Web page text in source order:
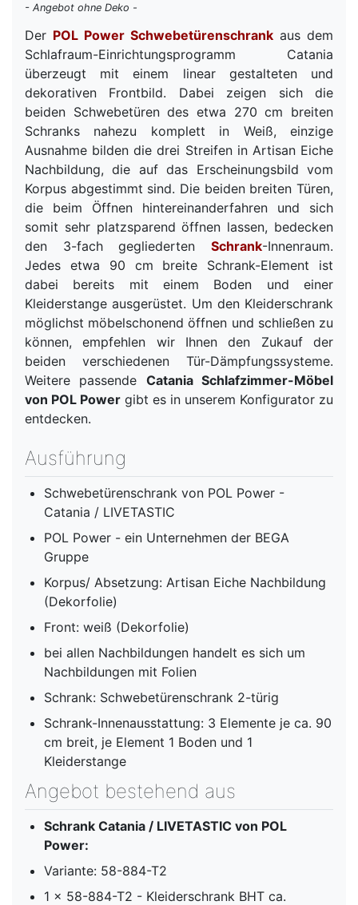
- Angebot ohne Deko -
Der POL Power Schwebetürenschrank aus dem
Schlafraum-Einrichtungsprogramm Catania
überzeugt mit einem linear gestalteten und
dekorativen Frontbild. Dabei zeigen sich die
beiden Schwebetüren des etwa 270 cm breiten
Schranks nahezu komplett in Weiß, einzige
Ausnahme bilden die drei Streifen in Artisan Eiche
Nachbildung, die auf das Erscheinungsbild vom
Korpus abgestimmt sind. Die beiden breiten Türen,
die beim Öffnen hintereinanderfahren und sich
somit sehr platzsparend öffnen lassen, bedecken
den 3-fach gegliederten Schrank-Innenraum.
Jedes etwa 90 cm breite Schrank-Element ist
dabei bereits mit einem Boden und einer
Kleiderstange ausgerüstet. Um den Kleiderschrank
möglichst möbelschonend öffnen und schließen zu
können, empfehlen wir Ihnen den Zukauf der
beiden verschiedenen Tür-Dämpfungssysteme.
Weitere passende Catania Schlafzimmer-Möbel
von POL Power gibt es in unserem Konfigurator zu
entdecken.
Ausführung
Schwebetürenschrank von POL Power -
Catania / LIVETASTIC
POL Power - ein Unternehmen der BEGA
Gruppe
Korpus/ Absetzung: Artisan Eiche Nachbildung
(Dekorfolie)
Front: weiß (Dekorfolie)
bei allen Nachbildungen handelt es sich um
Nachbildungen mit Folien
Schrank: Schwebetürenschrank 2-türig
Schrank-Innenausstattung: 3 Elemente je ca. 90
cm breit, je Element 1 Boden und 1
Kleiderstange
Angebot bestehend aus
Schrank Catania / LIVETASTIC von POL
Power:
Variante: 58-884-T2
1 x 58-884-T2 - Kleiderschrank BHT ca.